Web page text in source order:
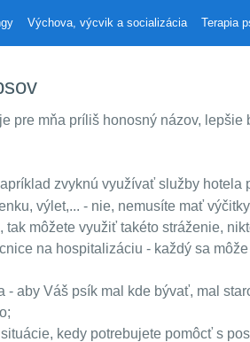
Výchova, výcvik a socializácia Terapia
pre mňa príliš honosný názov,
zvyknú využívať služby hotela
výlet,... - nie, nemusíte mať
tak môžete využiť takéto stráženie,
na hospitalizáciu - každý sa
- aby Váš psík mal kde bývať, mal
kedy potrebujete pomôcť s